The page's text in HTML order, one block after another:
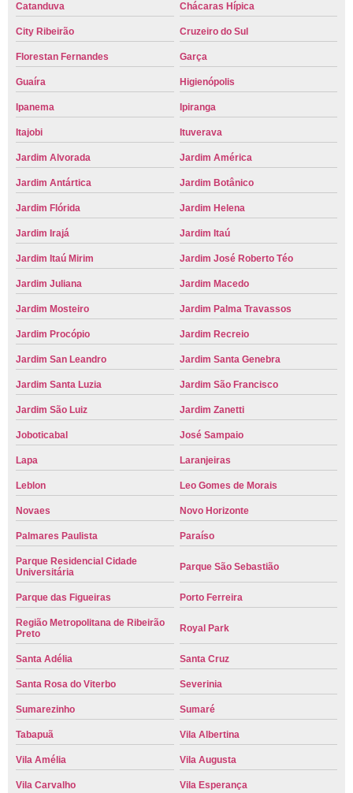
Catanduva Chácaras Hípica
City Ribeirão Cruzeiro do Sul
Florestan Fernandes Garça
Guaíra Higienópolis
Ipanema Ipiranga
Itajobi Ituverava
Jardim Alvorada Jardim América
Jardim Antártica Jardim Botânico
Jardim Flórida Jardim Helena
Jardim Irajá Jardim Itaú
Jardim Itaú Mirim Jardim José Roberto Téo
Jardim Juliana Jardim Macedo
Jardim Mosteiro Jardim Palma Travassos
Jardim Procópio Jardim Recreio
Jardim San Leandro Jardim Santa Genebra
Jardim Santa Luzia Jardim São Francisco
Jardim São Luiz Jardim Zanetti
Joboticabal José Sampaio
Lapa Laranjeiras
Leblon Leo Gomes de Morais
Novaes Novo Horizonte
Palmares Paulista Paraíso
Parque Residencial Cidade
Universitária
Parque São Sebastião
Parque das Figueiras Porto Ferreira
Região Metropolitana de Ribeirão
Preto
Royal Park
Santa Adélia Santa Cruz
Santa Rosa do Viterbo Severinia
Sumarezinho Sumaré
Tabapuã Vila Albertina
Vila Amélia Vila Augusta
Vila Carvalho Vila Esperança